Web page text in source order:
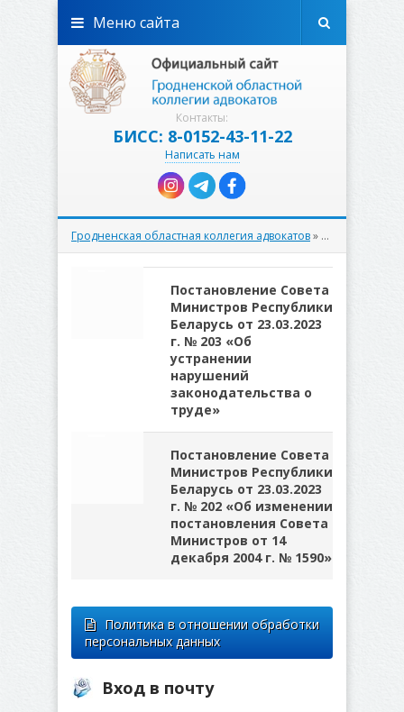
Контакты:
БИСС: 8-0152-43-11-22
Написать нам
Меню сайта
Гродненская областная коллегия адвокатов» Материалы за 27.03.2023
Постановление Совета
Министров Республики
Беларусь от 23.03.2023
г. № 203 «Об
устранении
нарушений
законодательства о
труде»
Постановление Совета
Министров Республики
Беларусь от 23.03.2023
г. № 202 «Об изменении
постановления Совета
Министров от 14
декабря 2004 г. № 1590»
Политика в отношении обработки
персональных данных
Вход в почту